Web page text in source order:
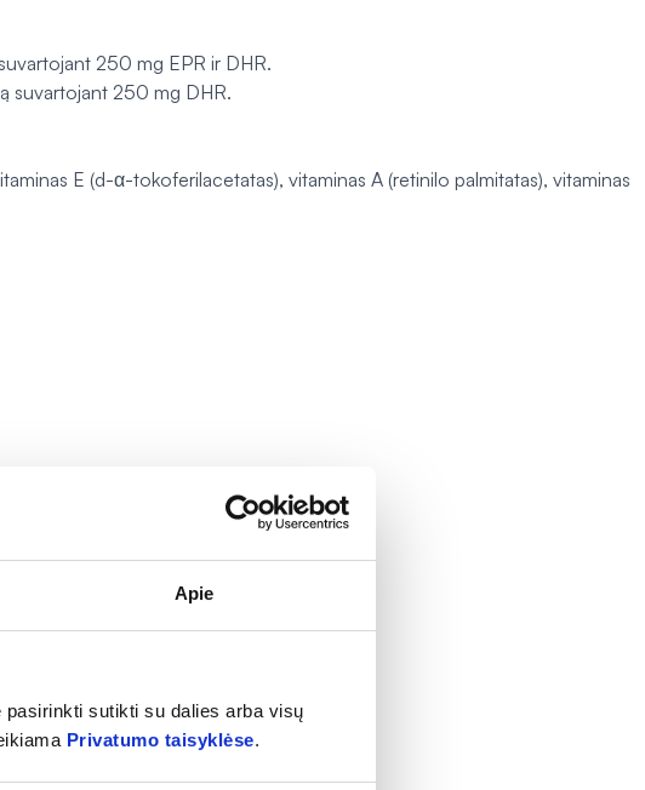
Apie
sutikti su dalies arba visų
Privatumo taisyklėse.
250 mg EPR ir DHR.
suvartojant 250 mg DHR.
E (d-α-tokoferilacetatas), vitaminas A (retinilo palmitatas), vitaminas